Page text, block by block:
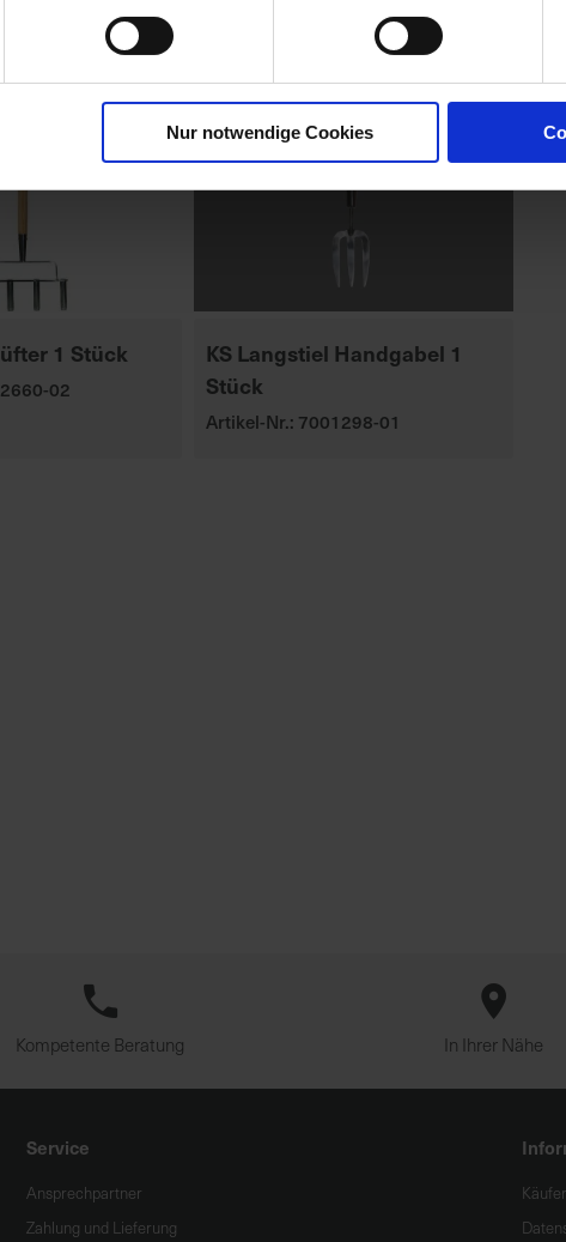
Nur notwendige Cookies
1 Stück
02
KS Langstiel Handgabel 1
Stück
Artikel-Nr.: 7001298-01
Kompetente Beratung In Ihrer Nähe
Service
Ansprechpartner
Zahlung und Lieferung